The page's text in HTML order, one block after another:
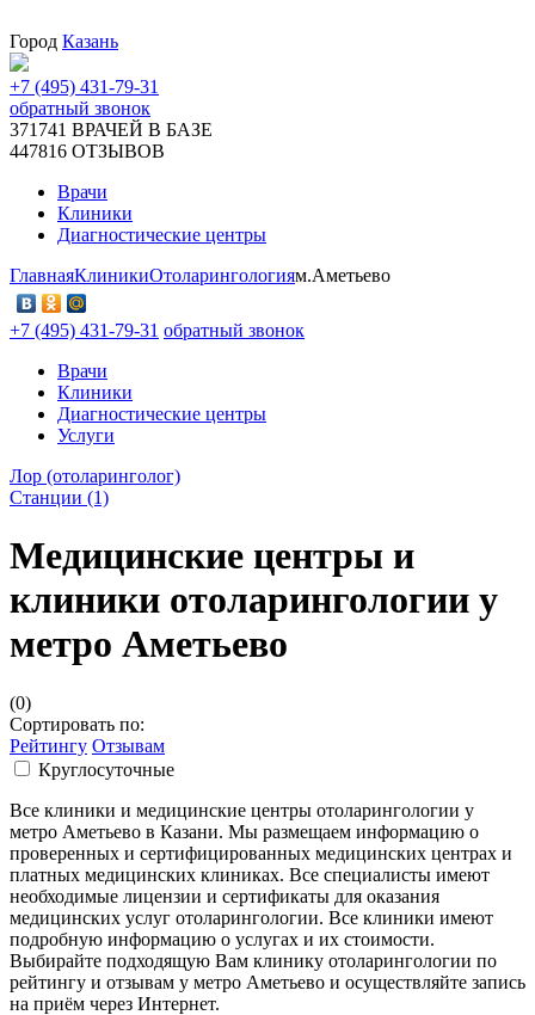
Город Казань
+7 (495) 431-79-31
обратный звонок
371741 ВРАЧЕЙ В БАЗЕ
447816 ОТЗЫВОВ
Врачи
Клиники
Диагностические центры
ГлавнаяКлиникиОтоларингологиям.Аметьево
+7 (495) 431-79-31 обратный звонок
Врачи
Клиники
Диагностические центры
Услуги
Лор (отоларинголог)
Станции (1)
Медицинские центры и
клиники отоларингологии у
метро Аметьево
(0)
Сортировать по:
Рейтингу Отзывам
Круглосуточные
Все клиники и медицинские центры отоларингологии у
метро Аметьево в Казани. Мы размещаем информацию о
проверенных и сертифицированных медицинских центрах и
платных медицинских клиниках. Все специалисты имеют
необходимые лицензии и сертификаты для оказания
медицинских услуг отоларингологии. Все клиники имеют
подробную информацию о услугах и их стоимости.
Выбирайте подходящую Вам клинику отоларингологии по
рейтингу и отзывам у метро Аметьево и осуществляйте запись
на приём через Интернет.